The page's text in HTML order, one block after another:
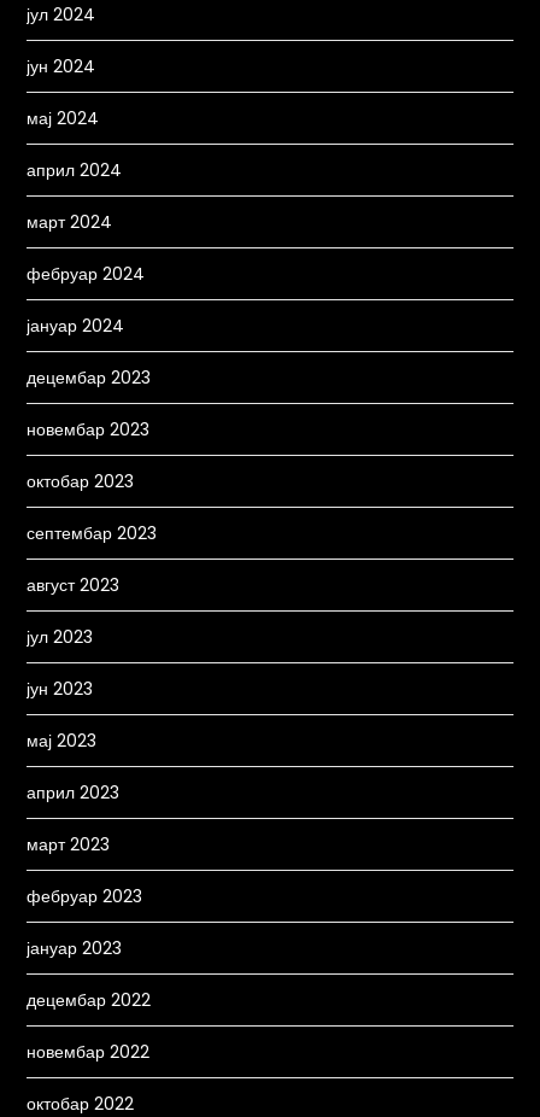
јул 2024
јун 2024
мај 2024
април 2024
март 2024
фебруар 2024
јануар 2024
децембар 2023
новембар 2023
октобар 2023
септембар 2023
август 2023
јул 2023
јун 2023
мај 2023
април 2023
март 2023
фебруар 2023
јануар 2023
децембар 2022
новембар 2022
октобар 2022